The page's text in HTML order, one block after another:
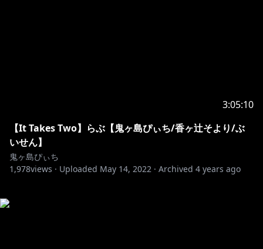
3:05:10
【It Takes Two】らぶ【鬼ヶ島ぴぃち/香ヶ辻そより/ぶ
いせん】
鬼ヶ島ぴぃち
1,978views · Uploaded May 14, 2022 · Archived 4 years ago